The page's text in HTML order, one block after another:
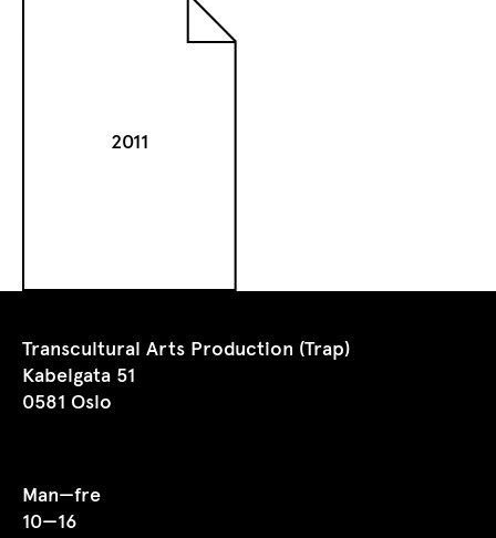
2011
Transcultural Arts Production (Trap)
Kabelgata 51
0581 Oslo
Man—fre
10—16